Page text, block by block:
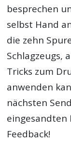
besprechen
selbst Hand
die zehn
Schlagzeugs,
Tricks zum
anwenden
nächsten
eingesandten
Feedback!